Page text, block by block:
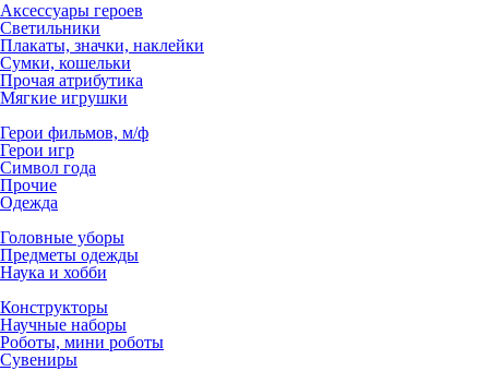
Аксессуары героев
Светильники
Плакаты, значки, наклейки
Сумки, кошельки
Прочая атрибутика
Мягкие игрушки
Герои фильмов, м/ф
Герои игр
Символ года
Прочие
Одежда
Головные уборы
Предметы одежды
Наука и хобби
Конструкторы
Научные наборы
Роботы, мини роботы
Сувениры